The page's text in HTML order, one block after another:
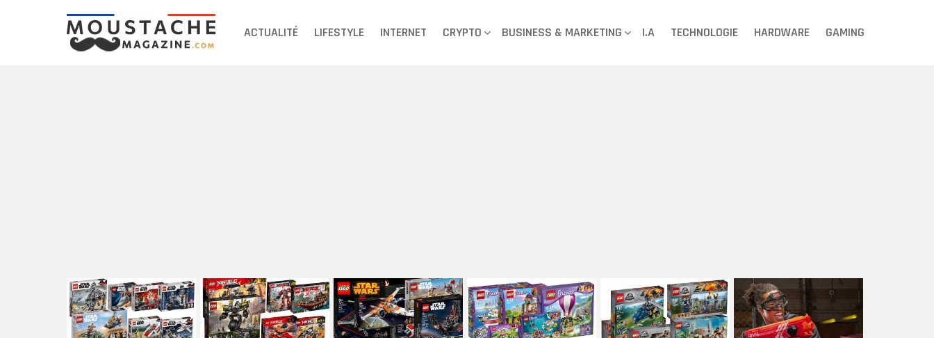
ACTUALITÉ LIFESTYLE INTERNET CRYPTO BUSINESS & MARKETING I.A TECHNOLOGIE HARDWARE GAMING
DERNIERS
ARTICLES